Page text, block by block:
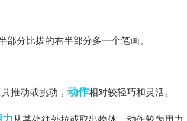
部分比拔的右半部分多一个笔画。
推动或挑动， 动作相对较轻巧和灵活。